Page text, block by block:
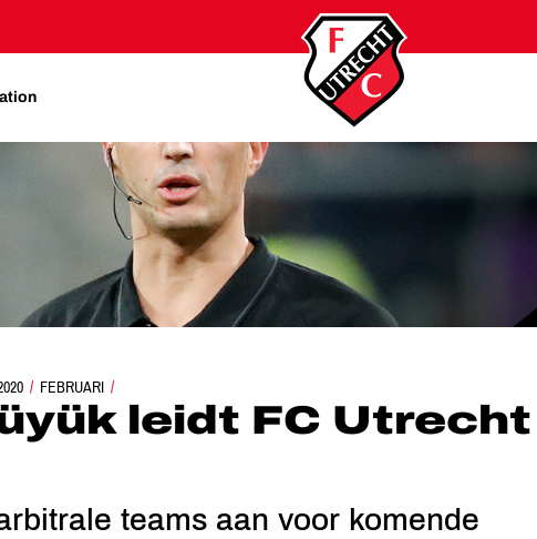
FEBRUARI
LEIDT FC UTRECHT - AJAX
leidt FC Utrecht
teams aan voor komende